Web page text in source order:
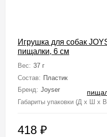
Игрушка для собак
пищалки, 6 см
Вес: 37 г
Состав: Пластик
Бренд: Joyser
Габариты упаковки (Д х Ш х
418 ₽